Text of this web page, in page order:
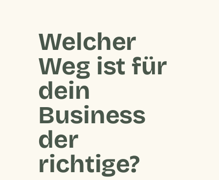
Welcher
Weg ist für
dein
Business
der
richtige?